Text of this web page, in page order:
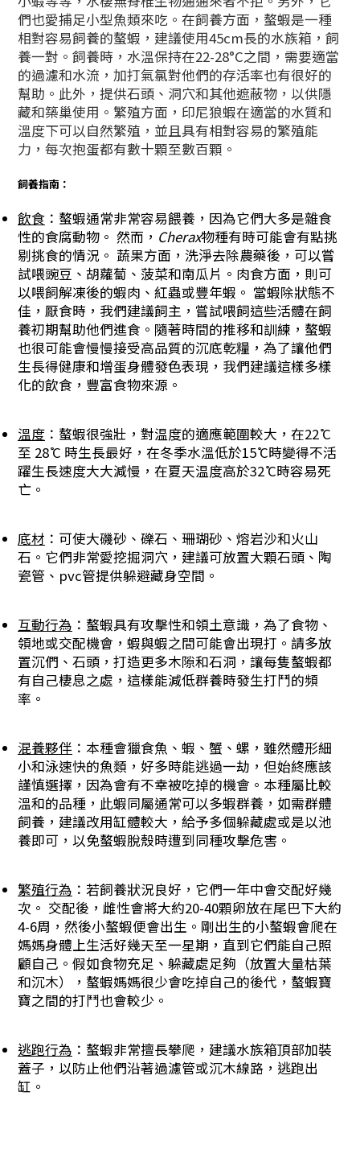
們也愛捕足小型魚類來吃。 在飼養方面，螯蝦是一種
相對容易飼養的螯蝦，建議使用45cm長的水族箱，飼
養一對。飼養時，水溫保持在22-28°C之間，需要適當
的過濾和水流，加打氣氯對他們的存活率也有很好的
幫助。此外，提供石頭、洞穴和其他遮蔽物，以供隱
藏和築巢使用。繁殖方面，印尼狼蝦在適當的水質和
溫度下可以自然繁殖，並且具有相對容易的繁殖能
力，每次抱蛋都有數十顆至數百顆。
飼養指南：
飲食 ：螯蝦通常非常容易餵養，因為它們大多是雜食
性的食腐動物。 然而， Cherax物種有時可能會有點挑
剔挑食的情況。 蔬果方面，洗淨去除農藥後，可以嘗
試喂豌豆、胡蘿蔔、菠菜和南瓜片。肉食方面，則可
以喂飼解凍後的蝦肉、紅蟲或豐年蝦。 當蝦除狀態不
佳，厭食時，我們建議飼主，嘗試喂飼這些活體在飼
養初期幫助他們進食。隨著時間的推移和訓練，螯蝦
也很可能會慢慢接受高品質的沉底乾糧，為了讓他們
生長得健康和增蛋身體發色表現，我們建議這樣多樣
化的飲食，豐富食物來源。
溫度 ：螯蝦很強壯，對温度的適應範圍較大，在22 ̊C
至 28 ̊C 時生長最好，在冬季水溫低於15 ̊C時變得不活
躍生長速度大大減慢，在夏天温度高於32 ̊C時容易死
亡。
底材 ：可使大磯砂、礫石、珊瑚砂、熔岩沙和火山
石。它們非常愛挖掘洞穴，建議可放置大顆石頭、陶
瓷管、pvc管提供躲避藏身空間。
互動行為 ：螯蝦具有攻擊性和領土意識，為了食物、
領地或交配機會，蝦與蝦之間可能會出現打。請多放
置沉們、石頭，打造更多木隙和石洞，讓每隻螯蝦都
有自己棲息之處，這樣能減低群養時發生打鬥的頻
率。
混養夥伴 ：本種會獵食魚、蝦、蟹、螺，雖然體形細
小和泳速快的魚類，好多時能逃過一劫，但始終應該
謹慎選擇，因為會有不幸被吃掉的機會。本種屬比較
溫和的品種，此蝦同屬通常可以多蝦群養，如需群體
飼養，建議改用缸體較大，給予多個躲藏處或是以池
養即可，以免螯蝦脫殼時遭到同種攻擊危害。
繁殖行為 ：若飼養狀況良好，它們一年中會交配好幾
次。 交配後，雌性會將大約20-40顆卵放在尾巴下大約
4-6周，然後小螯蝦便會出生。剛出生的小螯蝦會爬在
媽媽身體上生活好幾天至一星期，直到它們能自己照
顧自己。假如食物充足、躲藏處足夠（放置大量枯葉
和沉木），螯蝦媽媽很少會吃掉自己的後代，螯蝦寶
寶之間的打鬥也會較少。
逃跑行為 ：螯蝦非常擅長攀爬，建議水族箱頂部加裝
蓋子，以防止他們沿著過濾管或沉木線路，逃跑出
缸。